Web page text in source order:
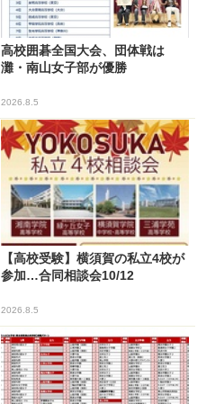
高校囲碁全国大会、団体戦は
灘・南山女子部が優勝
2026.8.5
【高校受験】横須賀の私立4校が
参加…合同相談会10/12
2026.8.5